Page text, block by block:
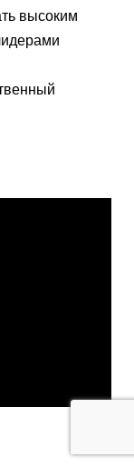
высоким